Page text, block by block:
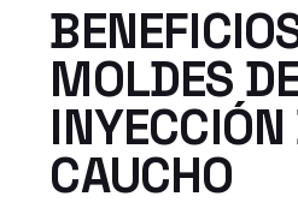
MOLDES
INYECCIÓN
CAUCHO